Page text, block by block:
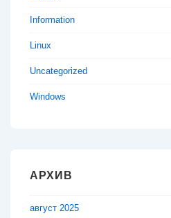
Information
Linux
Uncategorized
Windows
АРХИВ
август 2025